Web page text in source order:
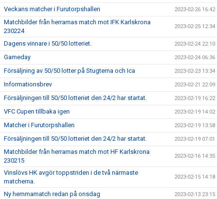
Veckans matcher i Furutorpshallen 2023-02-26 16:42
Matchbilder från herrarnas match mot IFK Karlskrona
230224
2023-02-25 12:34
Dagens vinnare i 50/50 lotteriet. 2023-02-24 22:10
Gameday 2023-02-24 06:36
Försäljning av 50/50 lotter på Stugtema och Ica 2023-02-23 13:34
Informationsbrev 2023-02-21 22:09
Försäljningen till 50/50 lotteriet den 24/2 har startat. 2023-02-19 16:22
VFC Cupen tillbaka igen 2023-02-19 14:02
Matcher i Furutorpshallen 2023-02-19 13:58
Försäljningen till 50/50 lotteriet den 24/2 har startat. 2023-02-19 07:01
Matchbilder från herrarnas match mot HF Karlskrona
230215
2023-02-16 14:35
Vinslövs HK avgör toppstriden i de två närmaste
matcherna.
2023-02-15 14:18
Ny hemmamatch redan på onsdag 2023-02-13 23:15